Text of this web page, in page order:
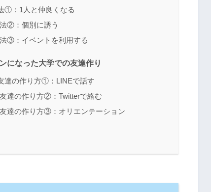
①：1人と仲良くなる
②：個別に誘う
③：イベントを利用する
になった大学での友達作り
達の作り方①：LINEで話す
達の作り方②：Twitterで絡む
達の作り方③：オリエンテーション